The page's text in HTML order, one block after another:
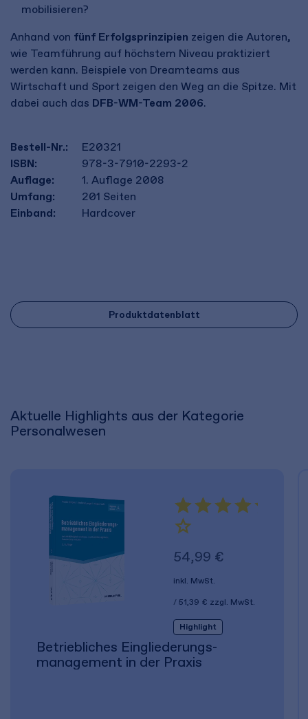
mobilisieren?
Anhand von fünf Erfolgsprinzipien zeigen die Autoren,
wie Teamführung auf höchstem Niveau praktiziert
werden kann. Beispiele von Dreamteams aus
Wirtschaft und Sport zeigen den Weg an die Spitze. Mit
dabei auch das DFB-WM-Team 2006.
Bestell-Nr.:
E20321
ISBN:
978-3-7910-2293-2
Auflage:
1. Auflage 2008
Umfang:
201 Seiten
Einband:
Hardcover
Produktdatenblatt
Aktuelle Highlights aus der Kategorie
Personalwesen
54,99 €
inkl. MwSt.
51,39 € zzgl. MwSt.
Highlight
Betriebliches Eingliederungs­
management in der Praxis